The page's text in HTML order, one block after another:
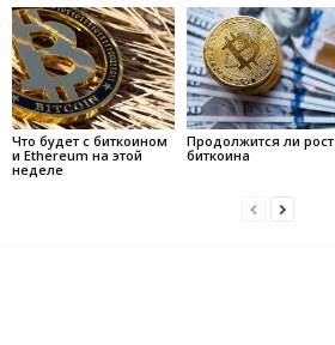
Что будет с биткоином
и Ethereum на этой
неделе
Продолжится ли рост
биткоина